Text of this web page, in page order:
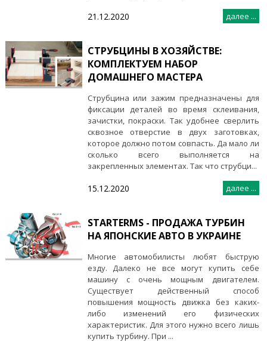
21.12.2020 далее ...
СТРУБЦИНЫ В ХОЗЯЙСТВЕ:
КОМПЛЕКТУЕМ НАБОР
ДОМАШНЕГО МАСТЕРА
Струбцина или зажим предназначены для
фиксации деталей во время склеивания,
зачистки, покраски. Так удобнее сверлить
сквозное отверстие в двух заготовках,
которое должно потом совпасть. Да мало ли
сколько всего выполняется на
закрепленных элементах. Так что струбци...
15.12.2020 далее ...
STARTERMS - ПРОДАЖА ТУРБИН
НА ЯПОНСКИЕ АВТО В УКРАИНЕ
Многие автомобилисты любят быструю
езду. Далеко не все могут купить себе
машину с очень мощным двигателем.
Существует действенный способ
повышения мощность движка без каких-
либо изменений его физических
характеристик. Для этого нужно всего лишь
купить турбину. При ...